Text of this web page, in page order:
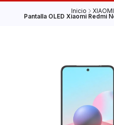
Inicio XIAOMI
Pantalla OLED Xiaomi Redmi